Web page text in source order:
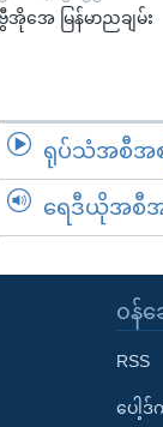
အိုအေ မြန်မာညချမ်း
ရုပ်သံအစီအစ
ရေဒီယိုအစီအ
၀န်ဆ
RSS
ပေါ့